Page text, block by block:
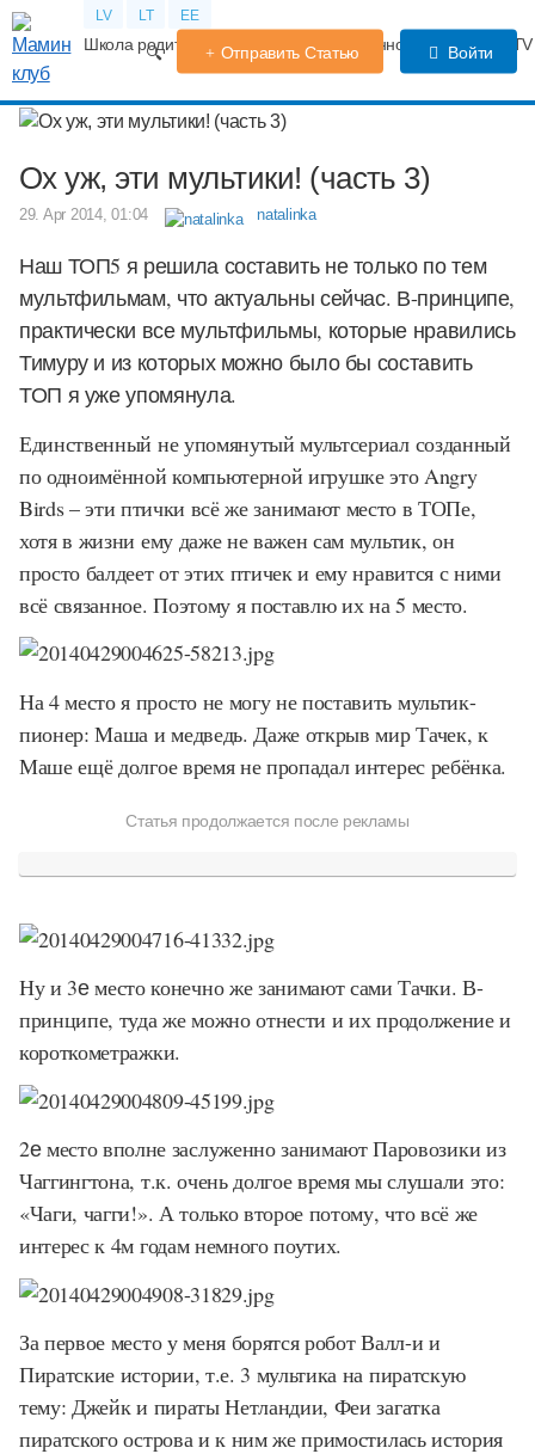
LV LT EE
Школа родителей Календарь беременности Форум
Отправить Статью Войти
Ох уж, эти мультики! (часть 3)
29. Apr 2014, 01:04 natalinka
Наш ТОП5 я решила составить не только по тем
мультфильмам, что актуальны сейчас. В-принципе,
практически все мультфильмы, которые нравились
Тимуру и из которых можно было бы составить
ТОП я уже упомянула.
Единственный не упомянутый мультсериал созданный
по одноимённой компьютерной игрушке это Angry
Birds– эти птички всё же занимают место в ТОПе,
хотя в жизни ему даже не важен сам мультик, он
просто балдеет от этих птичек и ему нравится с ними
всё связанное. Поэтому я поставлю их на5 место.
На4место я просто не могу не поставить мультик-
пионер: Маша и медведь. Даже открыв мир Тачек, к
Маше ещё долгое время не пропадал интерес ребёнка.
Статья продолжается после рекламы
Ну и 3еместо конечно же занимают сами Тачки. В-
принципе, туда же можно отнести и их продолжение и
короткометражки.
2еместо вполне заслуженно занимают Паровозики из
Чаггингтона, т.к. очень долгое время мы слушали это:
«Чаги, чагги!». А только второе потому, что всё же
интерес к 4м годам немного поутих.
За первое место у меня борятся робот Валл-и и
Пиратские истории, т.е. 3 мультика на пиратскую
тему: Джейк и пираты Нетландии, Феи загатка
пиратского острова и к ним же примостилась история